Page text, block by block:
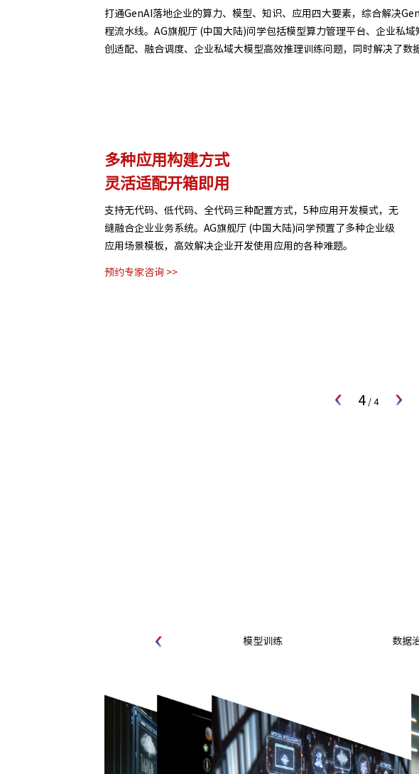
打通GenAI落地企业的算力、模型、知识、应用四大要素，综合解决
程流水线。AG旗舰厅 (中国大陆)问学包括模型算力管理平台、企业私
创适配、融合调度、企业私域大模型高效推理训练问题，同时解决了数
多种应用构建方式
灵活适配开箱即用
支持无代码、低代码、全代码三种配置方式，5种应用开发模式，无
缝融合企业业务系统。AG旗舰厅 (中国大陆)问学预置了多种企业级
应用场景模板，高效解决企业开发使用应用的各种难题。
预约专家咨询 >>
多
类
预
4 /4